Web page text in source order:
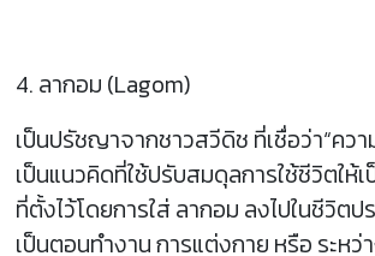
4. ลากอม (Lagom)
เป็นปรัชญาจากชาวสวีดิช ที่เชื่อว่า“คว
เป็นแนวคิดที่ใช้ปรับสมดุลการใช้ชีวิตให้
ที่ตั้งไว้โดยการใส่ ลากอม ลงไปในชีวิตป
เป็นตอนทำงาน การแต่งกาย หรือ ระหว่